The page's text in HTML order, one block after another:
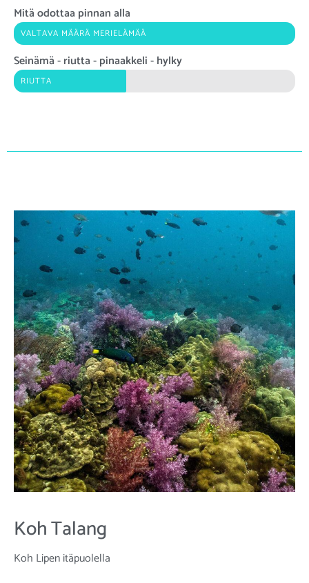
Mitä odottaa pinnan alla
VALTAVA MÄÄRÄ MERIELÄMÄÄ
Seinämä - riutta - pinaakkeli - hylky
RIUTTA
Koh Talang
Koh Lipen itäpuolella